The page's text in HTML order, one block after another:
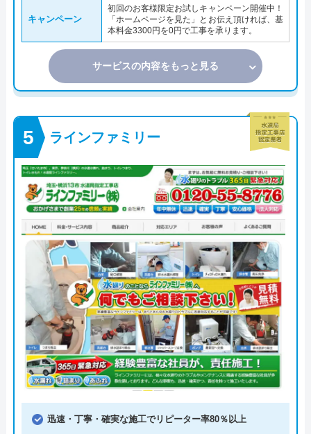
キャンペーン
初回のお客様限定お試しキャンペーン開催中！
「ホームページを見た」とお伝え頂ければ、基
本料金3300円を0円で工事を承ります。
サービスの内容をもっと見る
ラインファミリー
迅速・丁寧・確実な施工でリピーター率80％以上